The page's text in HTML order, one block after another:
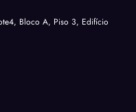
Bloco A, Piso 3, Edifício